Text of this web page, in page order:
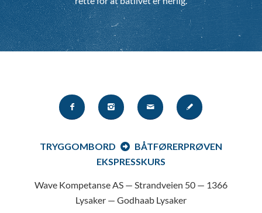
TRYGGOMBORD
BÅTFØRERPRØVEN
EKSPRESSKURS
Wave Kompetanse AS — Strandveien 50 — 1366
Lysaker — Godhaab Lysaker